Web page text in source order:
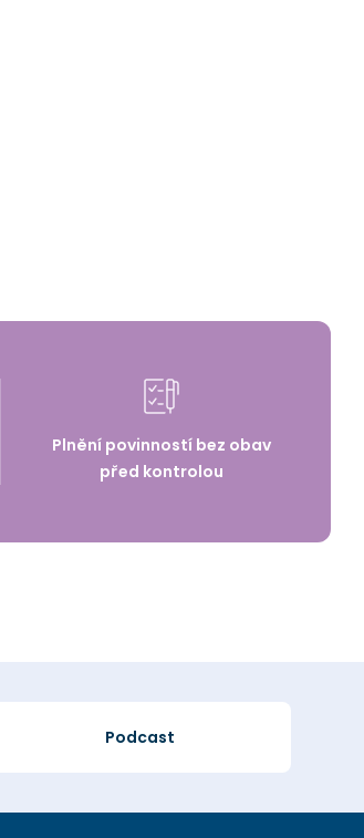
Plnění povinností bez obav
před kontrolou
Podcast